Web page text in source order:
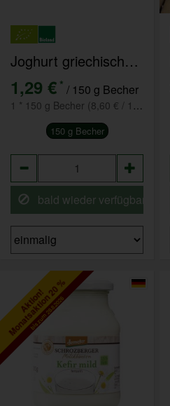
Joghurt griechischer Art auf Honig
1,29 € * / 150 g Becher
150 g Becher
bald wieder verfügbar
Aktion!
Monatsaktion 20 %
bis zum 28.8.2026